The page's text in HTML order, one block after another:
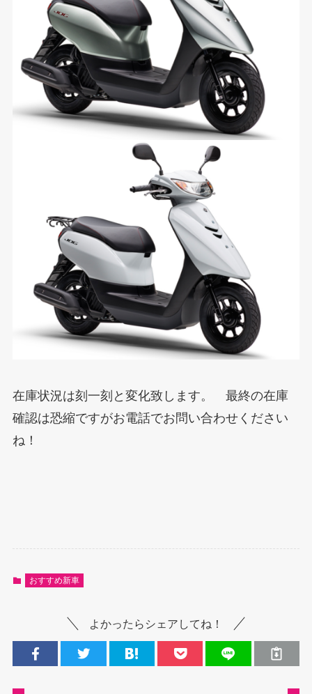
在庫状況は刻一刻と変化致します。 最終の在庫
確認は恐縮ですがお電話でお問い合わせください
ね！
おすすめ新車
よかったらシェアしてね！